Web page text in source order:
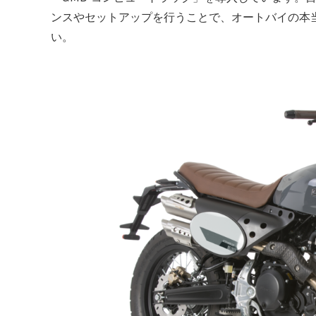
ンスやセットアップを行うことで、オートバイの
い。